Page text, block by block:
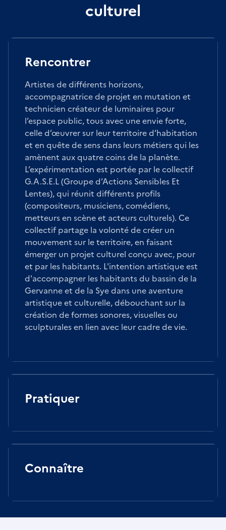
culturel
Rencontrer
Artistes de différents horizons,
accompagnatrice de projet en mutation et
technicien créateur de luminaires pour
l’espace public, tous avec une envie forte,
celle d’œuvrer sur leur territoire d’habitation
et en quête de sens dans leurs métiers qui les
amènent aux quatre coins de la planète.
L’expérimentation est portée par le collectif
G.A.S.E.L (Groupe d’Actions Sensibles Et
Lentes), qui réunit différents profils
(compositeurs, musiciens, comédiens,
metteurs en scène et acteurs culturels). Ce
collectif partage la volonté de créer un
mouvement sur le territoire, en faisant
émerger un projet culturel conçu avec, pour
et par les habitants. L'intention artistique est
d'accompagner les habitants du bassin de la
Gervanne et de la Sye dans une aventure
artistique et culturelle, débouchant sur la
création de formes sonores, visuelles ou
sculpturales en lien avec leur cadre de vie.
Pratiquer
Connaître